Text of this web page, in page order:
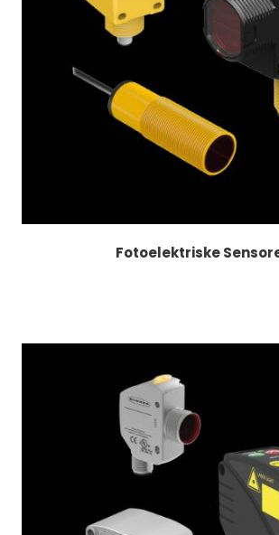
Fotoelektriske